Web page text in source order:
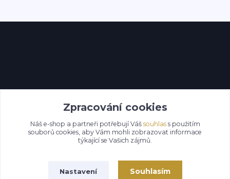
Zpracování cookies
Náš e-shop a partneři potřebují Váš souhlass použitím
souborů cookies, aby Vám mohli zobrazovat informace
týkající se Vašich zájmů.
Nastavení Souhlasím